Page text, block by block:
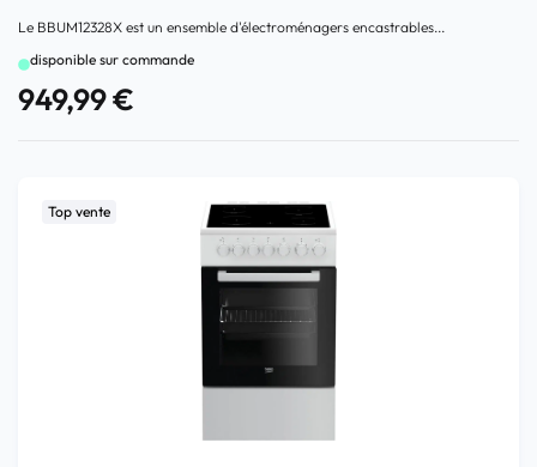
Le BBUM12328X est un ensemble d'électroménagers encastrables...
disponible sur commande
949,99€
Top vente